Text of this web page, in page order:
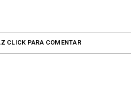
CLICK PARA COMENTAR